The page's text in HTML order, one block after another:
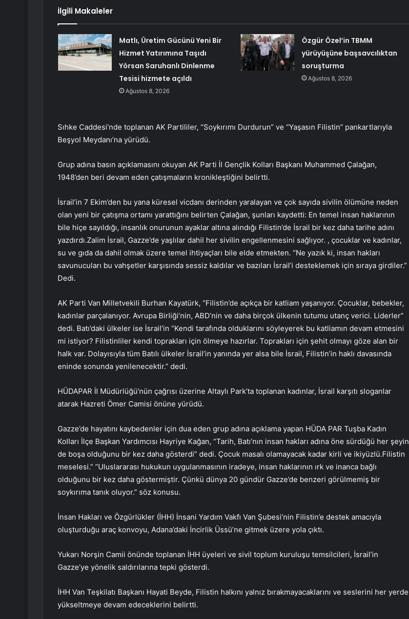
İlgili Makaleler
Matlı, Üretim Gücünü Yeni Bir
Hizmet Yatırımına Taşıdı
Yörsan Saruhanlı Dinlenme
Tesisi hizmete açıldı
Ağustos 8, 2026
Özgür Özel’in TBMM
yürüyüşüne başsavcılıktan
soruşturma
Ağustos 8, 2026
Sıhke Caddesi’nde toplanan AK Partililer, “Soykırımı Durdurun” ve “Yaşasın Filistin” pankartlarıyla
Beşyol Meydanı’na yürüdü.
Grup adına basın açıklamasını okuyan AK Parti İl Gençlik Kolları Başkanı Muhammed Çalağan,
1948’den beri devam eden çatışmaların kronikleştiğini belirtti.
İsrail’in 7 Ekim’den bu yana küresel vicdanı derinden yaralayan ve çok sayıda sivilin ölümüne neden
olan yeni bir çatışma ortamı yarattığını belirten Çalağan, şunları kaydetti: En temel insan haklarının
bile hiçe sayıldığı, insanlık onurunun ayaklar altına alındığı Filistin’de İsrail bir kez daha tarihe adını
yazdırdı.Zalim İsrail, Gazze’de yaşlılar dahil her sivilin engellenmesini sağlıyor. , çocuklar ve kadınlar,
su ve gıda da dahil olmak üzere temel ihtiyaçları bile elde etmekten. “Ne yazık ki, insan hakları
savunucuları bu vahşetler karşısında sessiz kaldılar ve bazıları İsrail’i desteklemek için sıraya girdiler.”
Dedi.
AK Parti Van Milletvekili Burhan Kayatürk, “Filistin’de açıkça bir katliam yaşanıyor. Çocuklar, bebekler,
kadınlar parçalanıyor. Avrupa Birliği’nin, ABD’nin ve daha birçok ülkenin tutumu utanç verici. Liderler”
dedi. Batı’daki ülkeler ise İsrail’in “Kendi tarafında olduklarını söyleyerek bu katliamın devam etmesini
mi istiyor? Filistinliler kendi toprakları için ölmeye hazırlar. Toprakları için şehit olmayı göze alan bir
halk var. Dolayısıyla tüm Batılı ülkeler İsrail’in yanında yer alsa bile İsrail, Filistin’in haklı davasında
eninde sonunda yenilenecektir.” dedi.
HÜDAPAR İl Müdürlüğü’nün çağrısı üzerine Altaylı Park’ta toplanan kadınlar, İsrail karşıtı sloganlar
atarak Hazreti Ömer Camisi önüne yürüdü.
Gazze’de hayatını kaybedenler için dua eden grup adına açıklama yapan HÜDA PAR Tuşba Kadın
Kolları İlçe Başkan Yardımcısı Hayriye Kağan, “Tarih, Batı’nın insan hakları adına öne sürdüğü her şeyin
de boşa olduğunu bir kez daha gösterdi” dedi. Çocuk masalı olamayacak kadar kirli ve ikiyüzlü.Filistin
meselesi.” “Uluslararası hukukun uygulanmasının iradeye, insan haklarının ırk ve inanca bağlı
olduğunu bir kez daha göstermiştir. Çünkü dünya 20 gündür Gazze’de benzeri görülmemiş bir
soykırıma tanık oluyor.” söz konusu.
İnsan Hakları ve Özgürlükler (İHH) İnsani Yardım Vakfı Van Şubesi’nin Filistin’e destek amacıyla
oluşturduğu araç konvoyu, Adana’daki İncirlik Üssü’ne gitmek üzere yola çıktı.
Yukarı Norşin Camii önünde toplanan İHH üyeleri ve sivil toplum kuruluşu temsilcileri, İsrail’in
Gazze’ye yönelik saldırılarına tepki gösterdi.
İHH Van Teşkilatı Başkanı Hayati Beyde, Filistin halkını yalnız bırakmayacaklarını ve seslerini her yerde
yükseltmeye devam edeceklerini belirtti.